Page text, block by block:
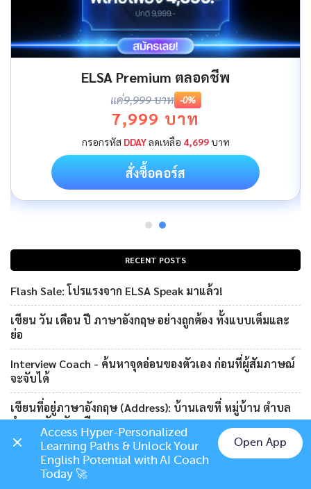
RECENT POSTS
Flash Sale: โปรแรงจาก ELSA Speak มาแล้ว!
เขียน วัน เดือน ปี ภาษาอังกฤษ อย่างถูกต้อง ทั้งแบบเต็มและ
ย่อ
Interview Coach - ค้นหาจุดอ่อนของตัวเอง ก่อนที่ผู้สัมภาษณ์
จะจับได้
เขียนที่อยู่ภาษาอังกฤษ (Address): บ้านเลขที่ หมู่บ้าน ตำบล
อำเภอ จังหวัด เมือง
Thx u แปลว่า? วิธีเขียนคำย่อคำว่า thanks / thank you ใน
ภาษาอังกฤษ
ELSA Premium ตลอดชีพ
แค่9,999 บาท -0%
7,999 บาท
กรอกรหัส DDAYลดเหลือ 4,699บาท
สั่งซื้อคอร์ส
Chat on LINE
Access Hyper-Personalized
Learning Paths & Unlock Your
English Potential with AI Coach
Today 🚀
Open App